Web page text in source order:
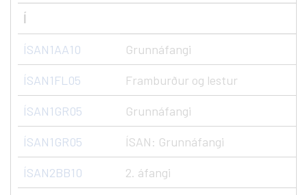
Í
ÍSAN1AA10 Grunnáfangi
ÍSAN1FL05 Framburður og lestur
ÍSAN1GR05 Grunnáfangi
ÍSAN1GR05 ÍSAN: Grunnáfangi
ÍSAN2BB10 2. áfangi